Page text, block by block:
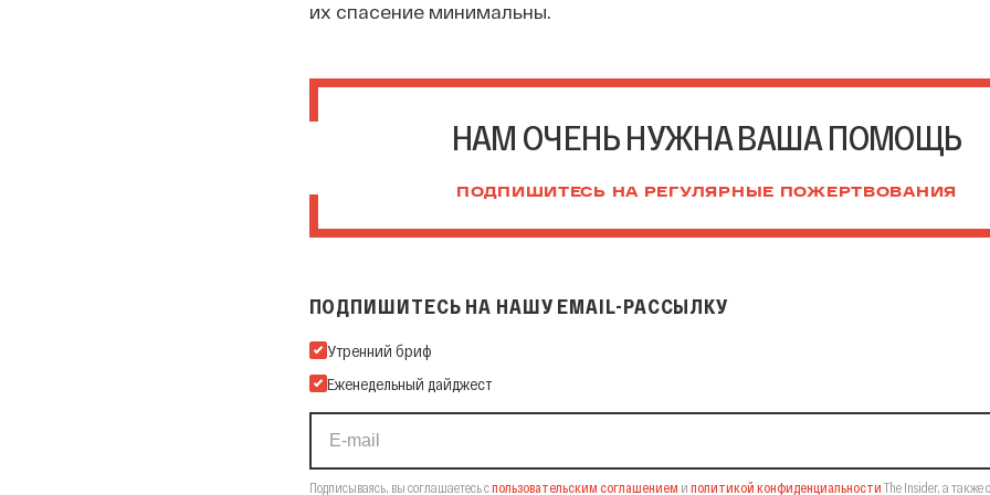
их спасение минимальны.
НАМ ОЧЕНЬ НУЖНА ВАША ПОМОЩЬ
ПОДПИШИТЕСЬ НА РЕГУЛЯРНЫЕ ПОЖЕРТВОВАНИЯ
ПОДПИШИТЕСЬ НА НАШУ EMAIL-РАССЫЛКУ
Подпишитесь на нашу Email-рассылку
Утренний бриф
Еженедельный дайджест
Подписываясь, вы соглашаетесь спользовательским соглашением и политикой конфиденциальности The Insider, а также